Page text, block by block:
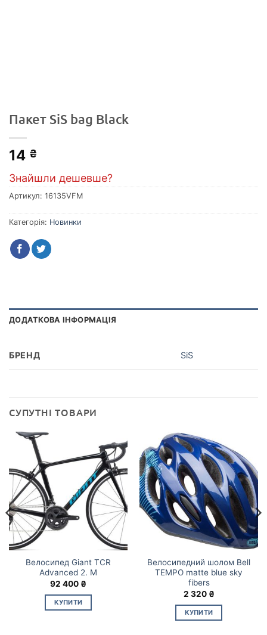
Пакет SiS bag Black
14 ₴
Знайшли дешевше?
Артикул: 16135VFM
Категорія: Новинки
ДОДАТКОВА ІНФОРМАЦІЯ
БРЕНД SiS
СУПУТНІ ТОВАРИ
Велосипед Giant TCR
Advanced 2. M
92 400 ₴
КУПИТИ
Велосипедний шолом Bell
TEMPO matte blue sky
fibers
2 320 ₴
КУПИТИ